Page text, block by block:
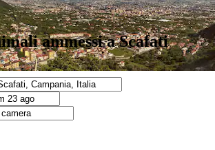
ammessi a Scafati